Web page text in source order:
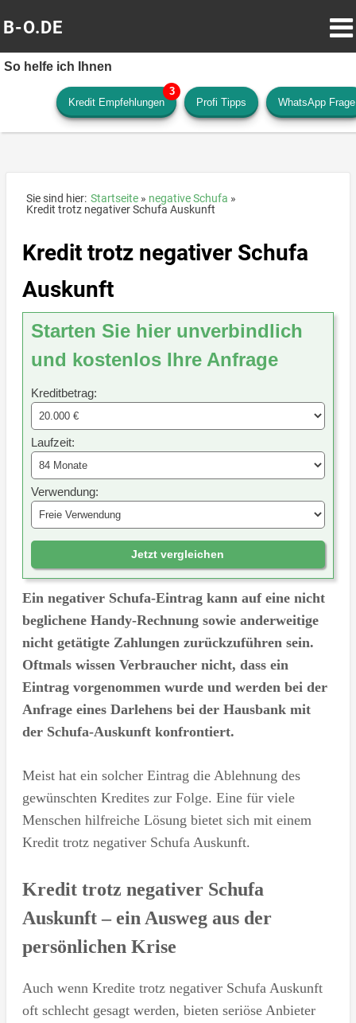
B-O.DE
So helfe ich Ihnen
Kredit Empfehlungen Profi Tipps WhatsApp Frage
Sie sind hier: Startseite
negative Schufa
Kredit trotz negativer Schufa Auskunft
Kredit trotz negativer Schufa
Auskunft
Starten Sie hier unverbindlich
und kostenlos Ihre Anfrage
Kreditbetrag:
Laufzeit:
Verwendung:
Jetzt vergleichen
Ein negativer Schufa-Eintrag kann auf eine nicht
beglichene Handy-Rechnung sowie anderweitige
nicht getätigte Zahlungen zurückzuführen sein.
Oftmals wissen Verbraucher nicht, dass ein
Eintrag vorgenommen wurde und werden bei der
Anfrage eines Darlehens bei der Hausbank mit
der Schufa-Auskunft konfrontiert.
Meist hat ein solcher Eintrag die Ablehnung des
gewünschten Kredites zur Folge. Eine für viele
Menschen hilfreiche Lösung bietet sich mit einem
Kredit trotz negativer Schufa Auskunft.
Kredit trotz negativer Schufa
Auskunft – ein Ausweg aus der
persönlichen Krise
Auch wenn Kredite trotz negativer Schufa Auskunft
oft schlecht gesagt werden, bieten seriöse Anbieter